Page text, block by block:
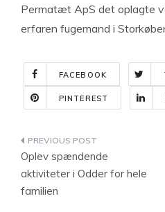
Permatæt ApS det oplagte
erfaren fugemand i
FACEBOOK
PINTEREST
Indlægsnavigation
Oplev spændende
aktiviteter i Odder for hele
familien